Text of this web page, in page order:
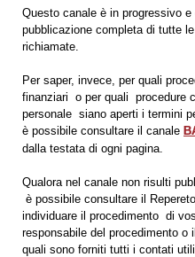
Questo canale è in progressivo
pubblicazione completa di tutte
richiamate.
Per saper, invece, per quali
finanziari o per quali procedure
personale siano aperti i termini
è possibile consultare il canale
dalla testata di ogni pagina.
Qualora nel canale non risulti
è possibile consultare il
individuare il procedimento di
responsabile del procedimento o
quali sono forniti tutti i contati